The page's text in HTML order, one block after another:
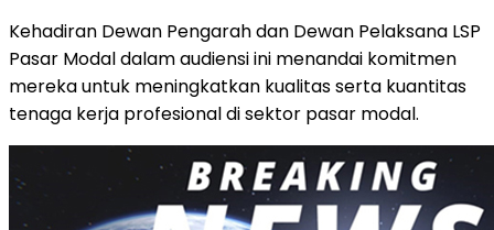
Kehadiran Dewan Pengarah dan Dewan Pelaksana LSP
Pasar Modal dalam audiensi ini menandai komitmen
mereka untuk meningkatkan kualitas serta kuantitas
tenaga kerja profesional di sektor pasar modal.